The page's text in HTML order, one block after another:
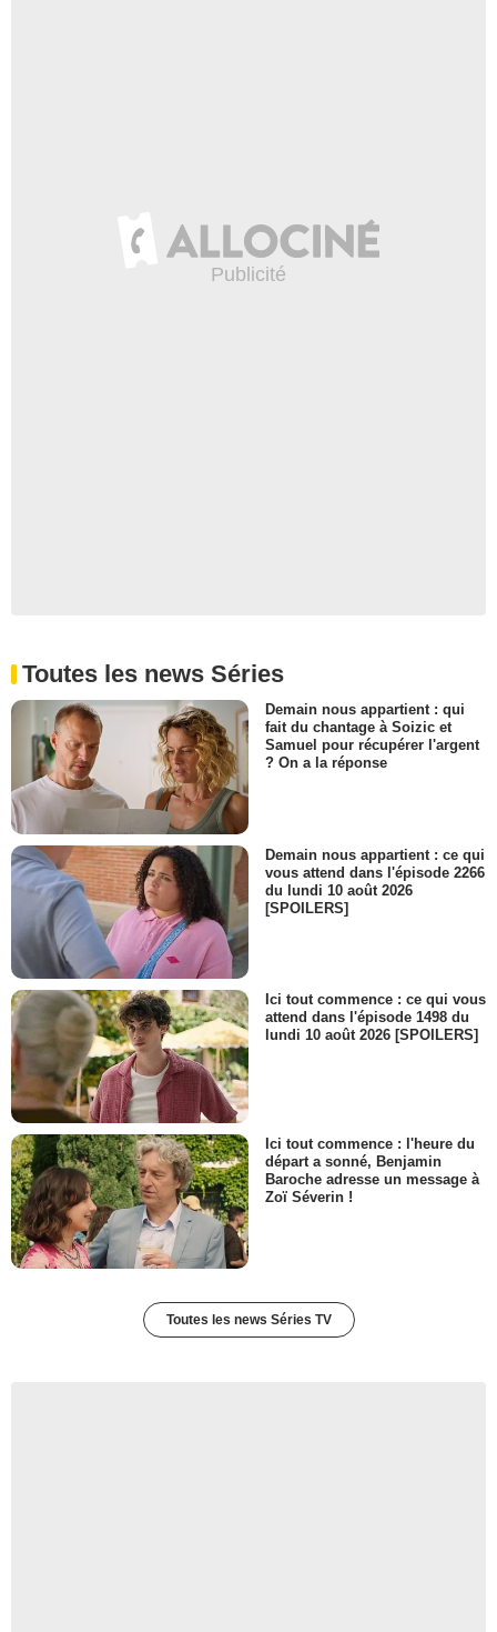
Toutes les news Séries
Demain nous appartient : qui
fait du chantage à Soizic et
Samuel pour récupérer l'argent
? On a la réponse
Demain nous appartient : ce qui
vous attend dans l'épisode 2266
du lundi 10 août 2026
[SPOILERS]
Ici tout commence : ce qui vous
attend dans l'épisode 1498 du
lundi 10 août 2026 [SPOILERS]
Ici tout commence : l'heure du
départ a sonné, Benjamin
Baroche adresse un message à
Zoï Séverin !
Toutes les news Séries TV